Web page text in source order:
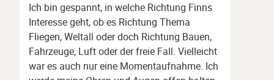
Ich bin gespannt, in welche Richtung Finns
Interesse geht, ob es Richtung Thema
Fliegen, Weltall oder doch Richtung Bauen,
Fahrzeuge, Luft oder der freie Fall. Vielleicht
war es auch nur eine Momentaufnahme. Ich